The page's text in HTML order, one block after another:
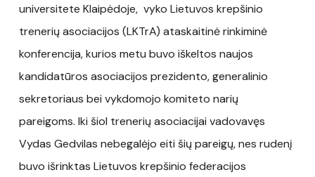
universitete Klaipėdoje, vyko Lietuvos krepšinio
trenerių asociacijos (LKTrA) ataskaitinė rinkiminė
konferencija, kurios metu buvo iškeltos naujos
kandidatūros asociacijos prezidento, generalinio
sekretoriaus bei vykdomojo komiteto narių
pareigoms. Iki šiol trenerių asociacijai vadovavęs
Vydas Gedvilas nebegalėjo eiti šių pareigų, nes rudenį
buvo išrinktas Lietuvos krepšinio federacijos